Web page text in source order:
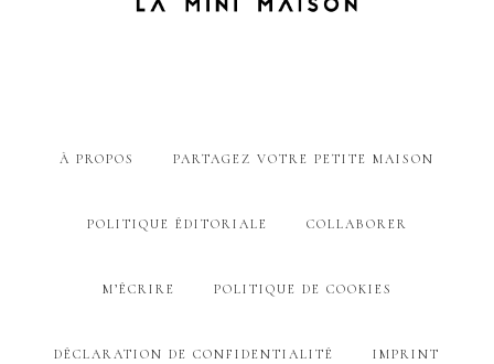
À PROPOS PARTAGEZ VOTRE PETITE MAISON
POLITIQUE ÉDITORIALE COLLABORER
M’ÉCRIRE POLITIQUE DE COOKIES
DÉCLARATION DE CONFIDENTIALITÉ IMPRINT